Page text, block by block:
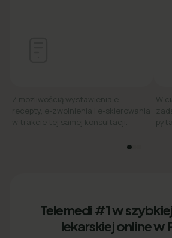
Z możliwością wystawienia e-
recepty, e-zwolnienia i e-skierowania
w trakcie tej samej konsultacji.
W
Telemedi #1 w
lekarskiej online w